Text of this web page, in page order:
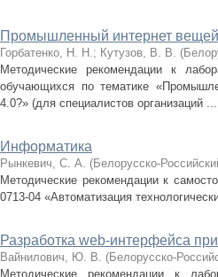
Промышленный интернет вещей
Горбатенко, Н. Н.; Кутузов, В. В. (
Методические рекомендации к
обучающихся по тематике
4.0?» (для специалистов организаций ...
Информатика
Рынкевич, С. А. (Белорусско-
Методические рекомендации к
0713-04 «Автоматизация
Разработка web-интерфейса
Вайнилович, Ю. В. (Белорусско-
Методические рекомендации к